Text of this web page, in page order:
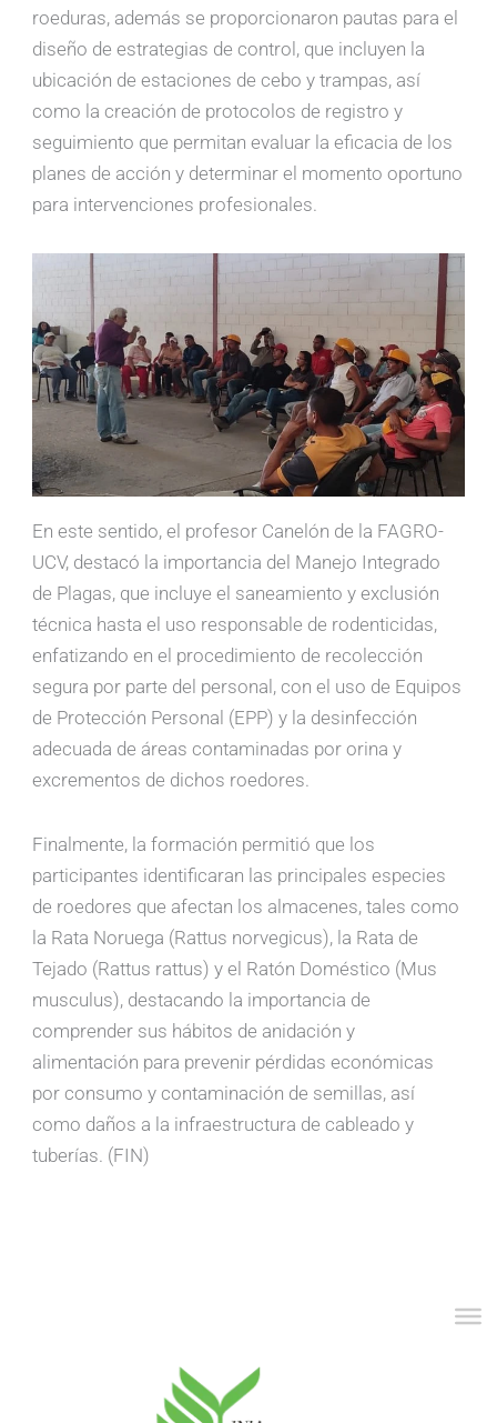
roeduras, además se proporcionaron pautas para el
diseño de estrategias de control, que incluyen la
ubicación de estaciones de cebo y trampas, así
como la creación de protocolos de registro y
seguimiento que permitan evaluar la eficacia de los
planes de acción y determinar el momento oportuno
para intervenciones profesionales.
En este sentido, el profesor Canelón de la FAGRO-
UCV, destacó la importancia del Manejo Integrado
de Plagas, que incluye el saneamiento y exclusión
técnica hasta el uso responsable de rodenticidas,
enfatizando en el procedimiento de recolección
segura por parte del personal, con el uso de Equipos
de Protección Personal (EPP) y la desinfección
adecuada de áreas contaminadas por orina y
excrementos de dichos roedores.
Finalmente, la formación permitió que los
participantes identificaran las principales especies
de roedores que afectan los almacenes, tales como
la Rata Noruega (Rattus norvegicus), la Rata de
Tejado (Rattus rattus) y el Ratón Doméstico (Mus
musculus), destacando la importancia de
comprender sus hábitos de anidación y
alimentación para prevenir pérdidas económicas
por consumo y contaminación de semillas, así
como daños a la infraestructura de cableado y
tuberías. (FIN)